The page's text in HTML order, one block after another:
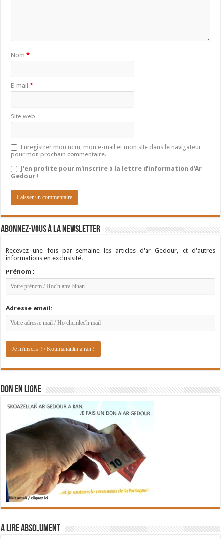
Nom*
E-mail*
Site web
Enregistrer mon nom, mon e-mail et mon site dans le navigateur
pour mon prochain commentaire.
J'en profite pour m'inscrire à la lettre d'information d'Ar
Gedour !
Abonnez-vous à la newsletter
Recevez une fois par semaine les articles d'ar Gedour, et d'autres
informations en exclusivité.
Prénom :
Adresse email:
DON EN LIGNE
A lire absolument